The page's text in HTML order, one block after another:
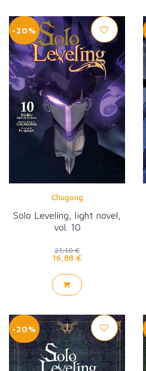
-20%
Chugong
Solo Leveling, light novel,
vol. 10
21,10 €
16,88 €
-20%